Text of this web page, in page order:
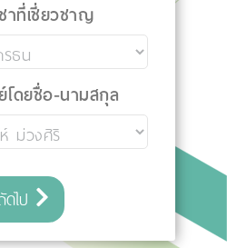
าที่เชี่ยวชาญ
ดยชื่อ-นามสกุล
ดไป